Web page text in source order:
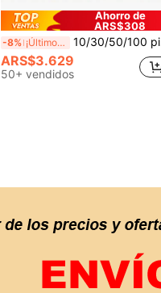
Ahorro de
ARS$308
-8% ¡Últimos 3 días 10/30/50/100 piezas Anillos de salto abiertos de metal, conectores, cierres, accesorios para llaveros, colgantes y fabricación de joyas
ARS$3.629
50+ vendidos